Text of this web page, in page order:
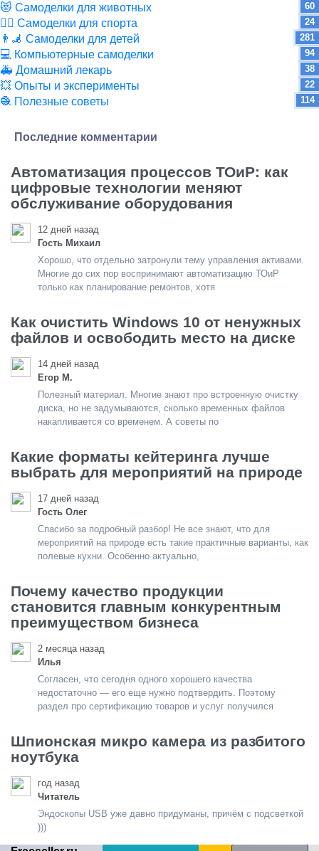
😻 Самоделки для животных 60
🏋️‍♀️ Самоделки для спорта 24
👨‍🦼 Самоделки для детей 281
💻 Компьютерные самоделки 94
🚑 Домашний лекарь 38
💥 Опыты и эксперименты 22
🧶 Полезные советы 114
Последние комментарии
Автоматизация процессов ТОиР: как
цифровые технологии меняют
обслуживание оборудования
12 дней назад
Гость Михаил
Хорошо, что отдельно затронули тему управления активами.
Многие до сих пор воспринимают автоматизацию ТОиР
только как планирование ремонтов, хотя
Как очистить Windows 10 от ненужных
файлов и освободить место на диске
14 дней назад
Егор М.
Полезный материал. Многие знают про встроенную очистку
диска, но не задумываются, сколько временных файлов
накапливается со временем. А советы по
Какие форматы кейтеринга лучше
выбрать для мероприятий на природе
17 дней назад
Гость Олег
Спасибо за подробный разбор! Не все знают, что для
мероприятий на природе есть такие практичные варианты, как
полевые кухни. Особенно актуально,
Почему качество продукции
становится главным конкурентным
преимуществом бизнеса
2 месяца назад
Илья
Согласен, что сегодня одного хорошего качества
недостаточно — его еще нужно подтвердить. Поэтому
раздел про сертификацию товаров и услуг получился
Шпионская микро камера из разбитого
ноутбука
год назад
Читатель
Эндоскопы USB уже давно придуманы, причём с подсветкой
)))